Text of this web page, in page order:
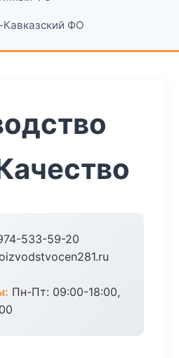
ФО
533-59-20
Пн-Пт: 09:00-18:00,